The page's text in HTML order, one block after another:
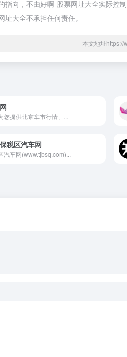
向，不由好啊-股票网址大全实际控
大全不承担任何责任。
本文地址https://
您提供北京车市行情、...
税区汽车网
汽车网(www.tjbsq.com)...